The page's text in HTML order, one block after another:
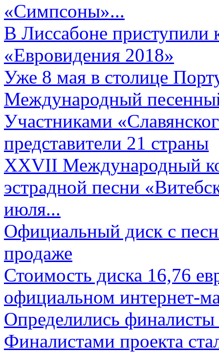
«Симпсоны»...
В Лиссабоне приступили
«Евровидения 2018»
Уже 8 мая в столице
Международный
Участниками
представители 21 страны
XXVII Международный
эстрадной песни
июля...
Официальный диск с
продаже
Стоимость диска 16,76
официальном интернет-
Определились
Финалистами проекта